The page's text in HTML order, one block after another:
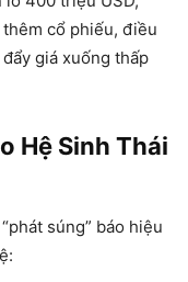
cổ phiếu, điều
giá xuống thấp
Hệ Sinh Thái
súng” báo hiệu